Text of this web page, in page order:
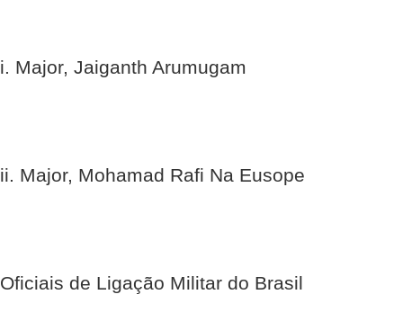
i. Major, Jaiganth Arumugam
ii. Major, Mohamad Rafi Na Eusope
Oficiais de Ligação Militar do Brasil